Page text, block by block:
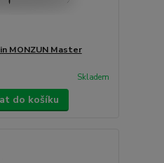
MONZUN Master
Skladem
do košíku